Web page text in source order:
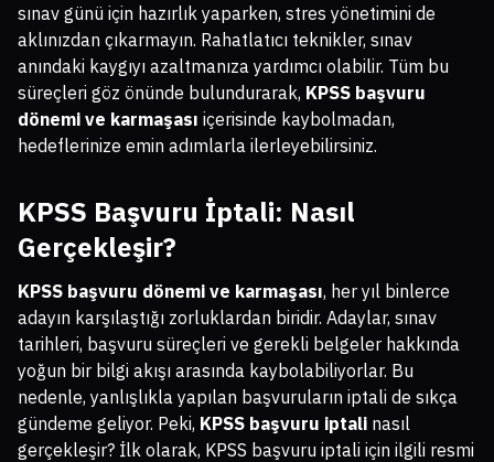
sınav günü için hazırlık yaparken, stres yönetimini de
aklınızdan çıkarmayın. Rahatlatıcı teknikler, sınav
anındaki kaygıyı azaltmanıza yardımcı olabilir. Tüm bu
süreçleri göz önünde bulundurarak, KPSS başvuru
dönemi ve karmaşası içerisinde kaybolmadan,
hedeflerinize emin adımlarla ilerleyebilirsiniz.
KPSS Başvuru İptali: Nasıl
Gerçekleşir?
KPSS başvuru dönemi ve karmaşası, her yıl binlerce
adayın karşılaştığı zorluklardan biridir. Adaylar, sınav
tarihleri, başvuru süreçleri ve gerekli belgeler hakkında
yoğun bir bilgi akışı arasında kaybolabiliyorlar. Bu
nedenle, yanlışlıkla yapılan başvuruların iptali de sıkça
gündeme geliyor. Peki, KPSS başvuru iptali nasıl
gerçekleşir? İlk olarak, KPSS başvuru iptali için ilgili resmi